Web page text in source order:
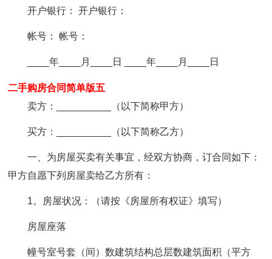
开户银行： 开户银行：
帐号： 帐号：
____年____月____日 ____年____月____日
二手购房合同简单版五
卖方：__________（以下简称甲方）
买方：__________（以下简称乙方）
一、为房屋买卖有关事宜，经双方协商，订合同如下：
甲方自愿下列房屋卖给乙方所有：
1。房屋状况：（请按《房屋所有权证》填写）
房屋座落
幢号室号套（间）数建筑结构总层数建筑面积（平方